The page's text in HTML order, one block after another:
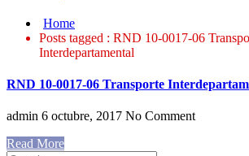
Home
Posts tagged : RND 10-0017-06
Interdepartamental
RND 10-0017-06 Transporte
admin 6 octubre, 2017 No Comment
Read More